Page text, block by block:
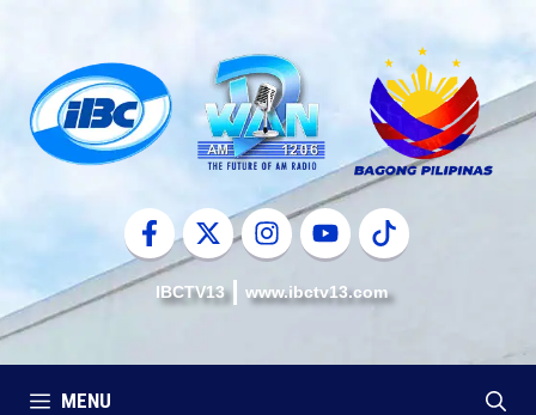
content
IBCTV13 www.ibctv13.com
MENU